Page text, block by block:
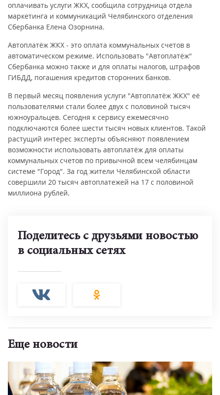
оплачивать услуги ЖКХ, сообщила сотрудница отдела
маркетинга и коммуникаций Челябинского отделения
Сбербанка Елена Озорнина.
Автоплатёж ЖКХ - это оплата коммунальных счетов в
автоматическом режиме. Использовать "Автоплатёж"
Сбербанка можно также и для оплаты налогов, штрафов
ГИБДД, погашения кредитов сторонних банков.
В первый месяц появления услуги "Автоплатёж ЖКХ" её
пользователями стали более двух с половиной тысяч
южноуральцев. Сегодня к сервису ежемесячно
подключаются более шести тысяч новых клиентов. Такой
растущий интерес эксперты объясняют появлением
возможности использовать автоплатёж для оплаты
коммунальных счетов по привычной всем челябинцам
системе "Город". За год жители Челябинской области
совершили 20 тысяч автоплатежей на 17 с половиной
миллиона рублей.
Поделитесь с друзьями новостью
в социальных сетях
Еще новости